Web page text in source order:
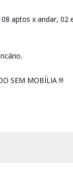
aptos x andar,
SEM MOBÍLIA !!!